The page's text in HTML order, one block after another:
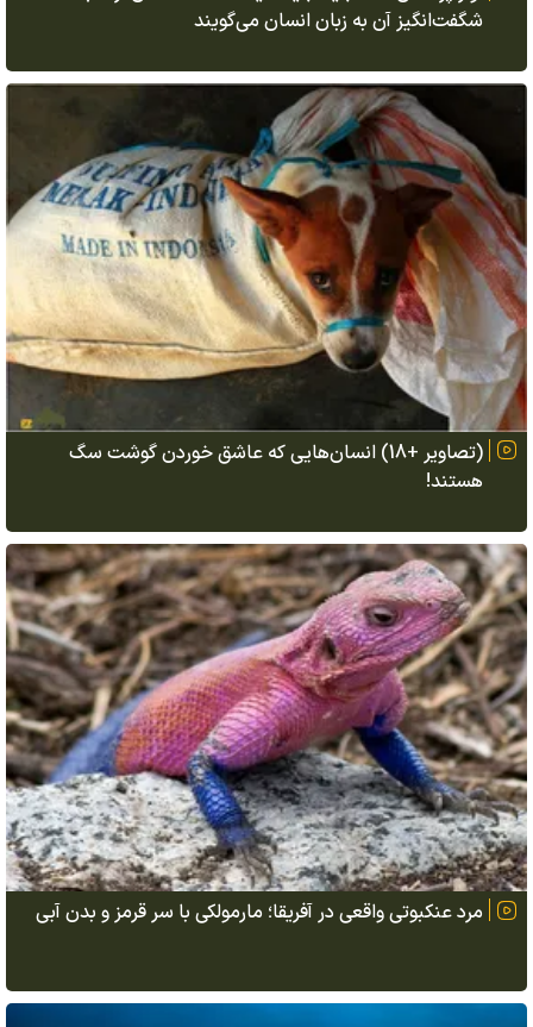
شگفت‌انگیز آن به زبان انسان می‌گویند
(تصاویر +18) انسان‌هایی که عاشق خوردن گوشت سگ
هستند!
مرد عنکبوتی واقعی در آفریقا؛ مارمولکی با سر قرمز و بدن آبی